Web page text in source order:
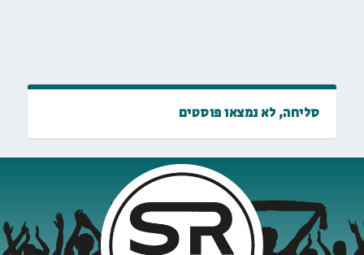
סליחה, לא נמצאו פוסטים